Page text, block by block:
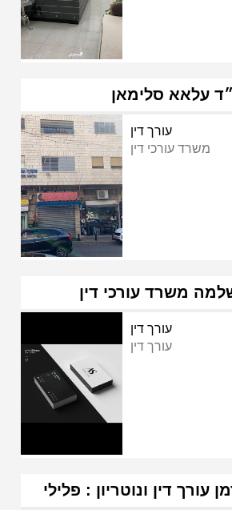
עלאא סלימאן
עורך דין
משרד עורכי דין
משרד עורכי דין
עורך דין
עורך דין